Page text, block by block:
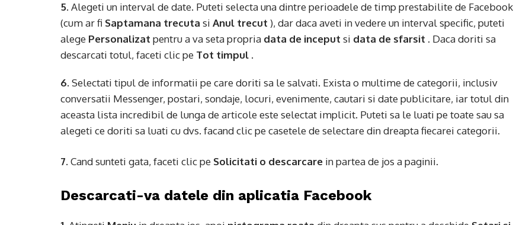
5. Alegeti un interval de date. Puteti selecta una dintre perioadele de timp prestabilite de Facebook
(cum ar fi Saptamana trecuta si Anul trecut ), dar daca aveti in vedere un interval specific, puteti
alege Personalizat pentru a va seta propria data de inceput si data de sfarsit . Daca doriti sa
descarcati totul, faceti clic pe Tot timpul .
6. Selectati tipul de informatii pe care doriti sa le salvati. Exista o multime de categorii, inclusiv
conversatii Messenger, postari, sondaje, locuri, evenimente, cautari si date publicitare, iar totul din
aceasta lista incredibil de lunga de articole este selectat implicit. Puteti sa le luati pe toate sau sa
alegeti ce doriti sa luati cu dvs. facand clic pe casetele de selectare din dreapta fiecarei categorii.
7. Cand sunteti gata, faceti clic pe Solicitati o descarcare in partea de jos a paginii.
Descarcati-va datele din aplicatia Facebook